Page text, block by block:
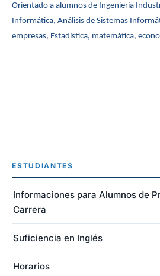
ESTUDIANTES
Informaciones para Alumnos de
Carrera
Suficiencia en Inglés
Horarios
Orientado a alumnos de Ingeniería
Informática, Análisis de Sistemas
empresas, Estadística, matemática,